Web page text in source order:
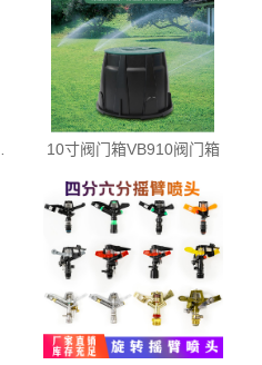
14寸 10寸阀门箱VB910阀门箱